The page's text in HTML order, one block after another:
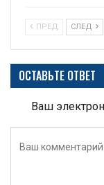
ПРЕД СЛЕД
ОСТАВЬТЕ ОТВЕТ
Ваш